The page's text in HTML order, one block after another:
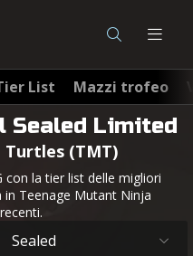
List Mazzi trofeo
Sealed Limited
(TMT)
la tier list delle migliori
in Teenage Mutant Ninja
Sealed